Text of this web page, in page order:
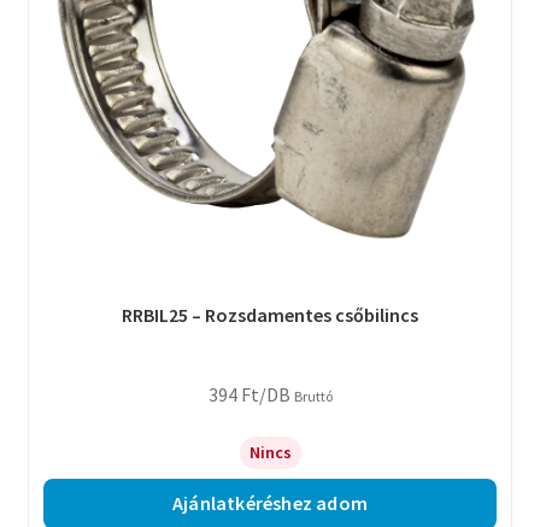
RRBIL25 – Rozsdamentes csőbilincs
394 Ft/DB Bruttó
Nincs
Ajánlatkéréshez adom